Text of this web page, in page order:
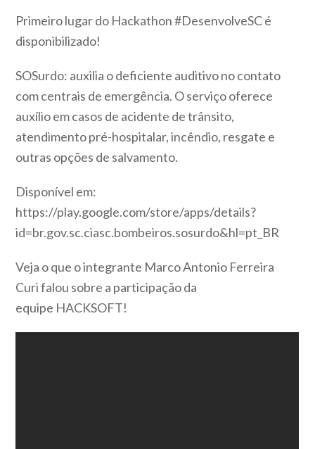
Primeiro lugar do Hackathon #DesenvolveSC é
disponibilizado!
SOSurdo: auxilia o deficiente auditivo no contato
com centrais de emergência. O serviço oferece
auxílio em casos de acidente de trânsito,
atendimento pré-hospitalar, incêndio, resgate e
outras opções de salvamento.
Disponível em:
https://play.google.com/store/apps/details?
id=br.gov.sc.ciasc.bombeiros.sosurdo&hl=pt_BR
Veja o que o integrante Marco Antonio Ferreira
Curi falou sobre a participação da
equipe HACKSOFT!